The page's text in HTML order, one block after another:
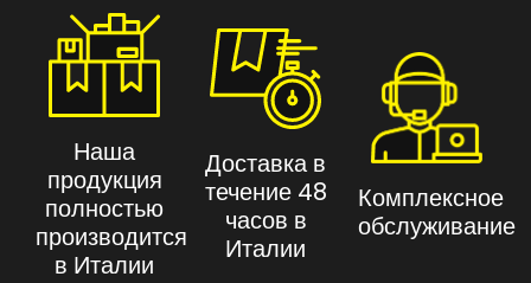
Наша
продукция
полностью
производится
в Италии
Доставка в
течение 48
часов в
Италии
Комплексное
обслуживание